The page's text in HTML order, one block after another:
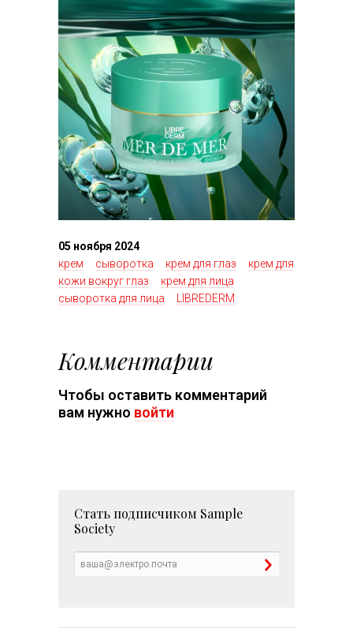
05 ноября 2024
крем
сыворотка крем для глаз
крем для
кожи вокруг глаз
крем для лица
сыворотка для лица
LIBREDERM
Комментарии
Чтобы оставить комментарий
вам нужно войти
Стать подписчиком Sample
Society